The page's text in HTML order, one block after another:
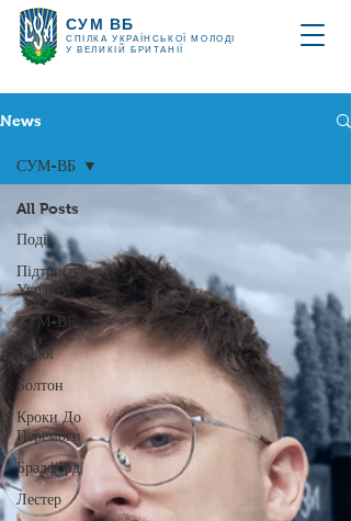
СУМ ВБ
СПІЛКА УКРАЇНСЬКОЇ МОЛОДІ
У ВЕЛИКІЙ БРИТАНІЇ
News
All Posts
Події
Підтримуй
Україну
СУМ-ВБ
Дербі
Болтон
Кроки До
Перемоги
Брадфорд
Лестер
СУМ-ВБ